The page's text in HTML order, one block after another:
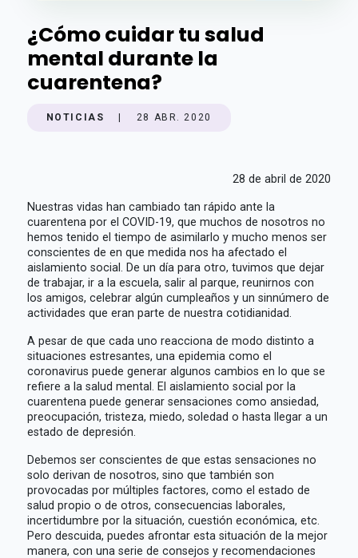
¿Cómo cuidar tu salud
mental durante la
cuarentena?
NOTICIAS 28 ABR. 2020
28 de abril de 2020
Nuestras vidas han cambiado tan rápido ante la
cuarentena por el COVID-19, que muchos de nosotros no
hemos tenido el tiempo de asimilarlo y mucho menos ser
conscientes de en que medida nos ha afectado el
aislamiento social. De un día para otro, tuvimos que dejar
de trabajar, ir a la escuela, salir al parque, reunirnos con
los amigos, celebrar algún cumpleaños y un sinnúmero de
actividades que eran parte de nuestra cotidianidad.
A pesar de que cada uno reacciona de modo distinto a
situaciones estresantes, una epidemia como el
coronavirus puede generar algunos cambios en lo que se
refiere a la salud mental. El aislamiento social por la
cuarentena puede generar sensaciones como ansiedad,
preocupación, tristeza, miedo, soledad o hasta llegar a un
estado de depresión.
Debemos ser conscientes de que estas sensaciones no
solo derivan de nosotros, sino que también son
provocadas por múltiples factores, como el estado de
salud propio o de otros, consecuencias laborales,
incertidumbre por la situación, cuestión económica, etc.
Pero descuida, puedes afrontar esta situación de la mejor
manera, con una serie de consejos y recomendaciones